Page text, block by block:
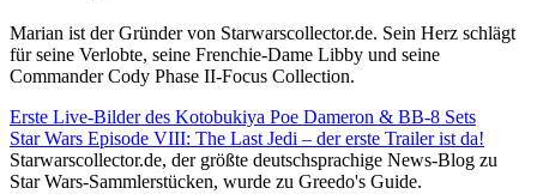
Marian ist der Gründer von Starwarscollector.de. Sein Herz schlägt
für seine Verlobte, seine Frenchie-Dame Libby und seine
Commander Cody Phase II-Focus Collection.
Erste Live-Bilder des Kotobukiya Poe Dameron & BB-8 Sets
Star Wars Episode VIII: The Last Jedi – der erste Trailer ist da!
Starwarscollector.de, der größte deutschsprachige News-Blog zu
Star Wars-Sammlerstücken, wurde zu Greedo's Guide.